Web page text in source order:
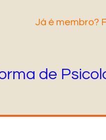
Já é membro?
de